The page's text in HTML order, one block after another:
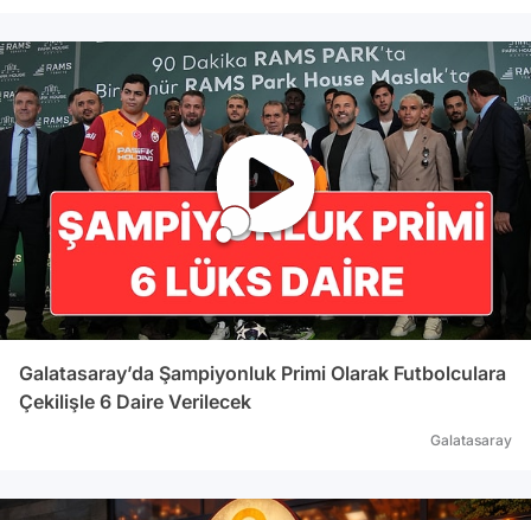
Galatasaray’da Şampiyonluk Primi Olarak Futbolculara
Çekilişle 6 Daire Verilecek
Galatasaray